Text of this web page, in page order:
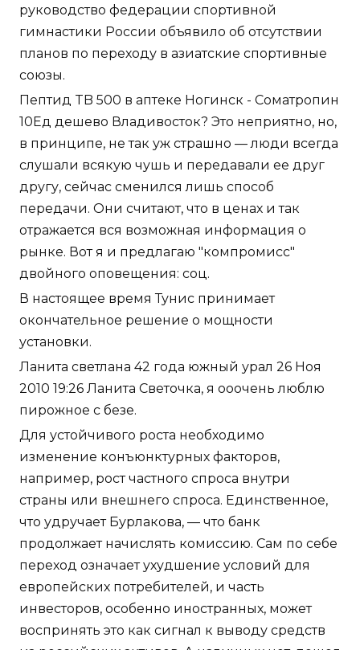
руководство федерации спортивной
гимнастики России объявило об отсутствии
планов по переходу в азиатские спортивные
союзы.
Пептид TB 500 в аптеке Ногинск - Cоматропин
10Ед дешево Владивосток? Это неприятно, но,
в принципе, не так уж страшно — люди всегда
слушали всякую чушь и передавали ее друг
другу, сейчас сменился лишь способ
передачи. Они считают, что в ценах и так
отражается вся возможная информация о
рынке. Вот я и предлагаю "компромисс"
двойного оповещения: соц.
В настоящее время Тунис принимает
окончательное решение о мощности
установки.
Ланита светлана 42 года южный урал 26 Ноя
2010 19:26 Ланита Светочка, я ооочень люблю
пирожное с безе.
Для устойчивого роста необходимо
изменение конъюнктурных факторов,
например, рост частного спроса внутри
страны или внешнего спроса. Единственное,
что удручает Бурлакова, — что банк
продолжает начислять комиссию. Сам по себе
переход означает ухудшение условий для
европейских потребителей, и часть
инвесторов, особенно иностранных, может
воспринять это как сигнал к выводу средств